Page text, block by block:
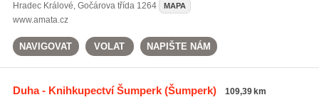
Hradec Králové, Gočárova třída 1264 MAPA
www.amata.cz
NAVIGOVAT VOLAT NAPIŠTE NÁM
Duha - Knihkupectví Šumperk(Šumperk) 109,39 km